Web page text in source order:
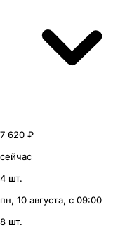
7 620 ₽
сейчас
4 шт.
пн, 10 августа, с 09:00
8 шт.